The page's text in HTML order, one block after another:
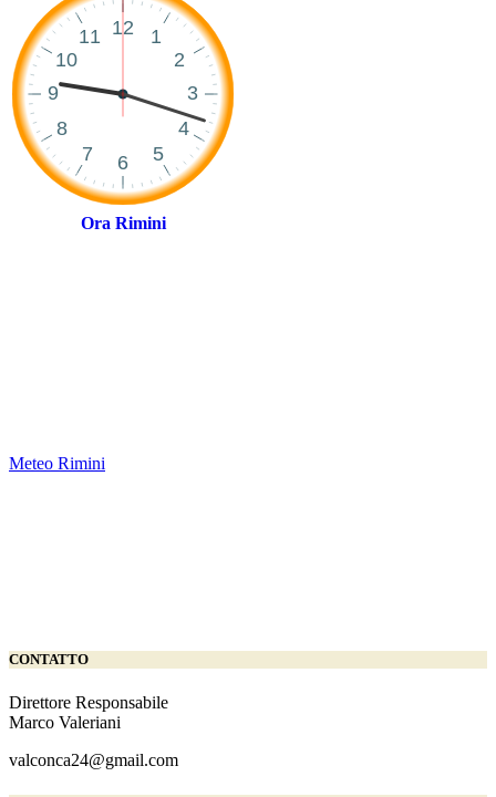
Ora Rimini
Meteo Rimini
CONTATTO
Direttore Responsabile
Marco Valeriani
valconca24@gmail.com